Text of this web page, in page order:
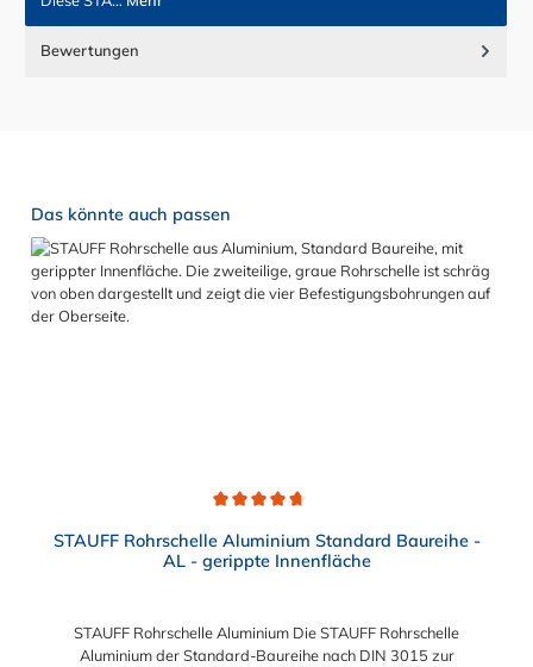
Bewertungen
Produktgalerie überspringen
Das könnte auch passen
STAUFF Rohrschelle Aluminium Standard Baureihe -
AL - gerippte Innenfläche
STAUFF Rohrschelle Aluminium Die STAUFF Rohrschelle
Aluminium der Standard-Baureihe nach DIN 3015 zur